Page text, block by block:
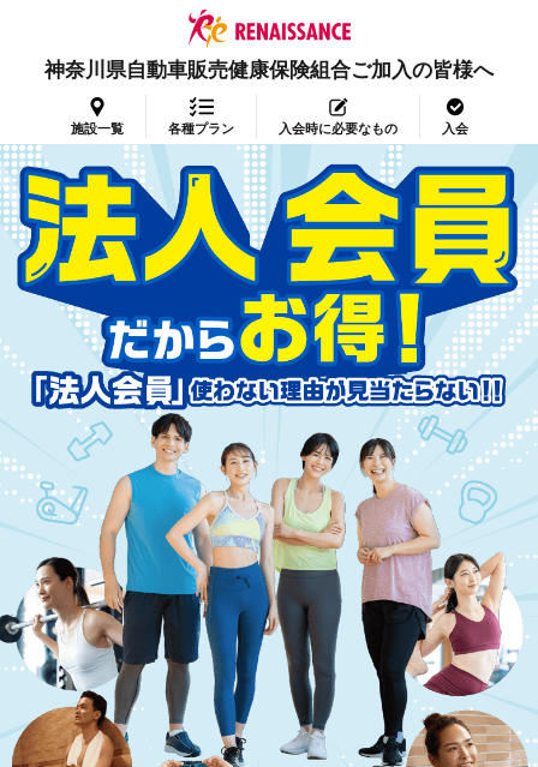
神奈川県自動車販売健康保険組合ご加入の皆様へ
施設一覧 各種プラン 入会時に必要なもの 入会